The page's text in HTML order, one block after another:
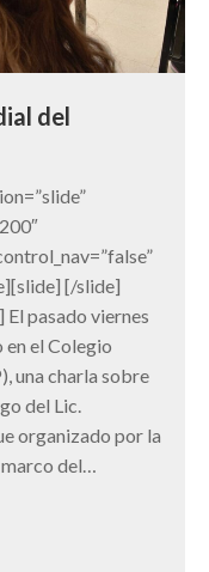
del
[/slide]
pasado viernes
en el Colegio
una charla sobre
del Lic.
organizado por la
del…